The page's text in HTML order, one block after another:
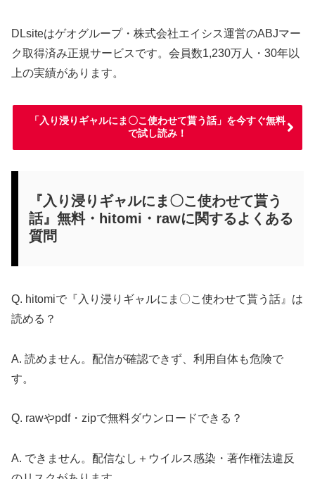
DLsiteはゲオグループ・株式会社エイシス運営のABJマー
ク取得済み正規サービスです。会員数1,230万人・30年以
上の実績があります。
「入り浸りギャルにま〇こ使わせて貰う話」を今すぐ無料
で試し読み！
『入り浸りギャルにま〇こ使わせて貰う
話』無料・hitomi・rawに関するよくある
質問
Q. hitomiで『入り浸りギャルにま〇こ使わせて貰う話』は
読める？
A. 読めません。配信が確認できず、利用自体も危険で
す。
Q. rawやpdf・zipで無料ダウンロードできる？
A. できません。配信なし＋ウイルス感染・著作権法違反